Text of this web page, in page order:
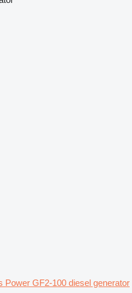
Power GF2-100 diesel generator